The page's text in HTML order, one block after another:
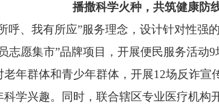
播撒科学火种，共筑健康防
呼、我有所应”服务理念，设计针对性强
志愿集市”品牌项目，开展便民服务活动
年群体和青少年群体，开展12场反诈宣
学兴趣。同时，联合辖区专业医疗机构